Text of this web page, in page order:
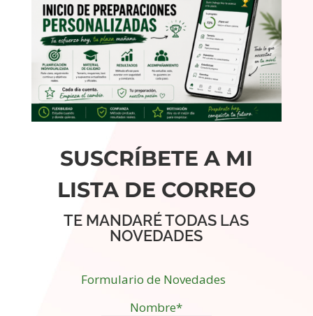
SUSCRÍBETE A MI
LISTA DE CORREO
TE MANDARÉ TODAS LAS
NOVEDADES
Formulario de Novedades
Nombre*